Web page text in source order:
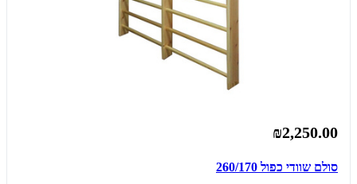
₪2,250.00
סולם שוודי כפול 260/170